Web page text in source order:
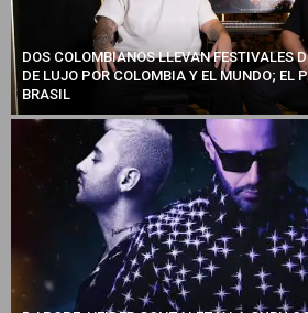
DOS COLOMBIANOS LLEVAN FESTIVALES
DE LUJO POR COLOMBIA Y EL MUNDO; EL
BRASIL